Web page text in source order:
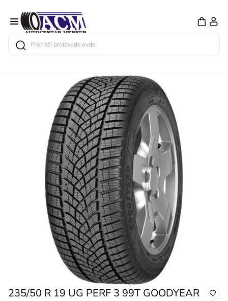
Search
235/50 R 19 UG PERF 3 99T GOODYEAR